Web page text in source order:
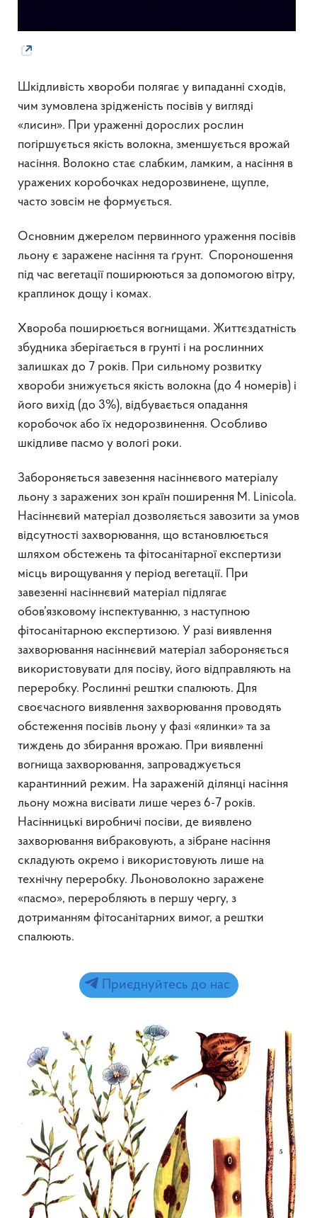
Шкідливість хвороби полягає у випаданні сходів,
чим зумовлена зрідженість посівів у вигляді
«лисин». При ураженні дорослих рослин
погіршується якість волокна, зменшується врожай
насіння. Волокно стає слабким, ламким, а насіння в
уражених коробочках недорозвинене, щупле,
часто зовсім не формується.
Основним джерелом первинного ураження посівів
льону є заражене насіння та ґрунт. Спороношення
під час вегетації поширюються за допомогою вітру,
краплинок дощу і комах.
Хвороба поширюється вогнищами. Життєздатність
збудника зберігається в грунті і на рослинних
залишках до 7 років. При сильному розвитку
хвороби знижується якість волокна (до 4 номерів) і
його вихід (до 3%), відбувається опадання
коробочок або їх недорозвинення. Особливо
шкідливе пасмо у вологі роки.
Забороняється завезення насіннєвого матеріалу
льону з заражених зон країн поширення M. Linicola.
Насіннєвий матеріал дозволяється завозити за умов
відсутності захворювання, що встановлюється
шляхом обстежень та фітосанітарної експертизи
місць вирощування у період вегетації. При
завезенні насіннєвий матеріал підлягає
обов’язковому інспектуванню, з наступною
фітосанітарною експертизою. У разі виявлення
захворювання насіннєвий матеріал забороняється
використовувати для посіву, його відправляють на
переробку. Рослинні рештки спалюють. Для
своєчасного виявлення захворювання проводять
обстеження посівів льону у фазі «ялинки» та за
тиждень до збирання врожаю. При виявленні
вогнища захворювання, запроваджується
карантинний режим. На зараженій ділянці насіння
льону можна висівати лише через 6-7 років.
Насінницькі виробничі посіви, де виявлено
захворювання вибраковують, а зібране насіння
складують окремо і використовують лише на
технічну переробку. Льоноволокно заражене
«пасмо», переробляють в першу чергу, з
дотриманням фітосанітарних вимог, а рештки
спалюють.
Приєднуйтесь до нас